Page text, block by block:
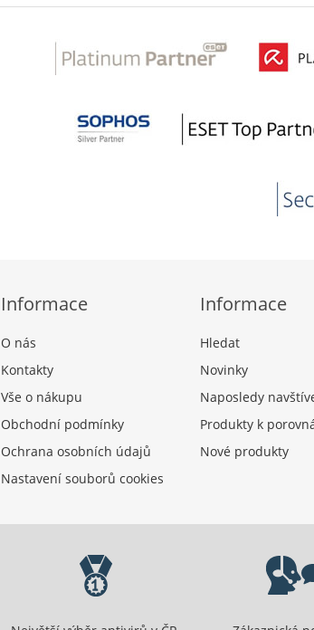
Informace
O nás
Kontakty
Vše o nákupu
Obchodní podmínky
Ochrana osobních údajů
Nastavení souborů cookies
Informace
Hledat
Novinky
Naposledy
Produkty k
Nové produkty